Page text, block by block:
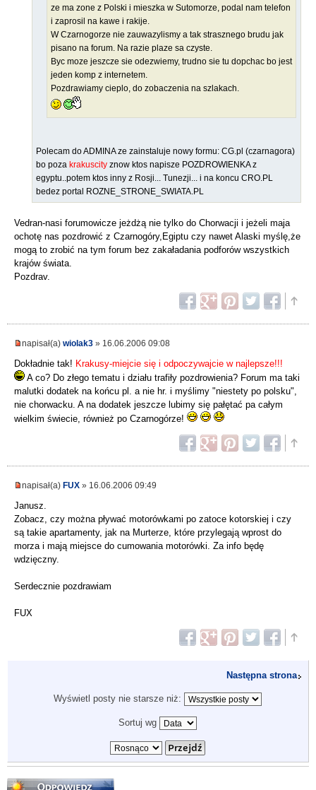
ze ma zone z Polski i mieszka w Sutomorze, podal nam telefon
i zaprosil na kawe i rakije.
W Czarnogorze nie zauwazylismy a tak strasznego brudu jak
pisano na forum. Na razie plaze sa czyste.
Byc moze jeszcze sie odezwiemy, trudno sie tu dopchac bo jest
jeden komp z internetem.
Pozdrawiamy cieplo, do zobaczenia na szlakach.
Polecam do ADMINA ze zainstaluje nowy formu: CG.pl (czarnagora)
bo poza krakuscity znow ktos napisze POZDROWIENKA z
egyptu..potem ktos inny z Rosji... Tunezji... i na koncu CRO.PL
bedez portal ROZNE_STRONE_SWIATA.PL
Vedran-nasi forumowicze jeżdżą nie tylko do Chorwacji i jeżeli maja
ochotę nas pozdrowić z Czarnogóry,Egiptu czy nawet Alaski myślę,że
mogą to zrobić na tym forum bez zakaładania podforów wszystkich
krajów świata.
Pozdrav.
napisał(a) wiolak3 » 16.06.2006 09:08
Dokładnie tak! Krakusy-miejcie się i odpoczywajcie w najlepsze!!!
A co? Do złego tematu i działu trafiły pozdrowienia? Forum ma taki
malutki dodatek na końcu pl. a nie hr. i myślimy "niestety po polsku",
nie chorwacku. A na dodatek jeszcze lubimy się pałętać pa całym
wielkim świecie, również po Czarnogórze!
napisał(a) FUX » 16.06.2006 09:49
Janusz.
Zobacz, czy można pływać motorówkami po zatoce kotorskiej i czy
są takie apartamenty, jak na Murterze, które przylegają wprost do
morza i mają miejsce do cumowania motorówki. Za info będę
wdzięczny.
Serdecznie pozdrawiam
FUX
Następna strona
Wyświetl posty nie starsze niż:
Sortuj wg
Odpowiedz